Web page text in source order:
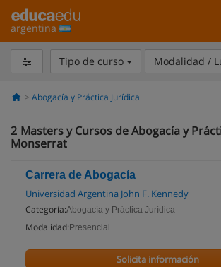
argentina
Tipo de curso Modalidad /
Abogacía y Práctica Jurídica
2 Masters y Cursos de Abogacía y
Monserrat
Carrera de Abogacía
Universidad Argentina John F. Kennedy
Categoría:Abogacía y Práctica Jurídica
Modalidad: Presencial
Solicita información